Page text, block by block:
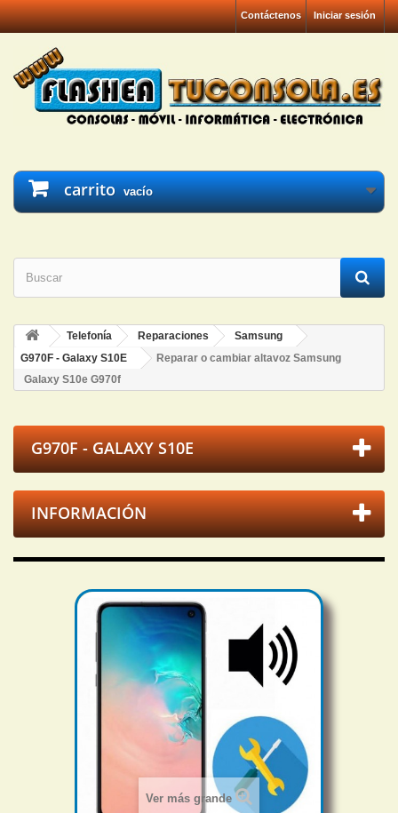
Iniciar sesión
Contáctenos
carrito vacío
Telefonía Reparaciones
Samsung
G970F - Galaxy S10E
Reparar o cambiar altavoz Samsung
Galaxy S10e G970f
G970F - GALAXY S10E
INFORMACIÓN
Ver más grande